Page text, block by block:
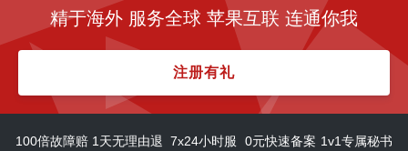
精于海外 服务全球 苹果互联 连通你我
注册有礼
100倍故障赔 1天无理由退 7x24小时服 0元快速备案 1v1专属秘书